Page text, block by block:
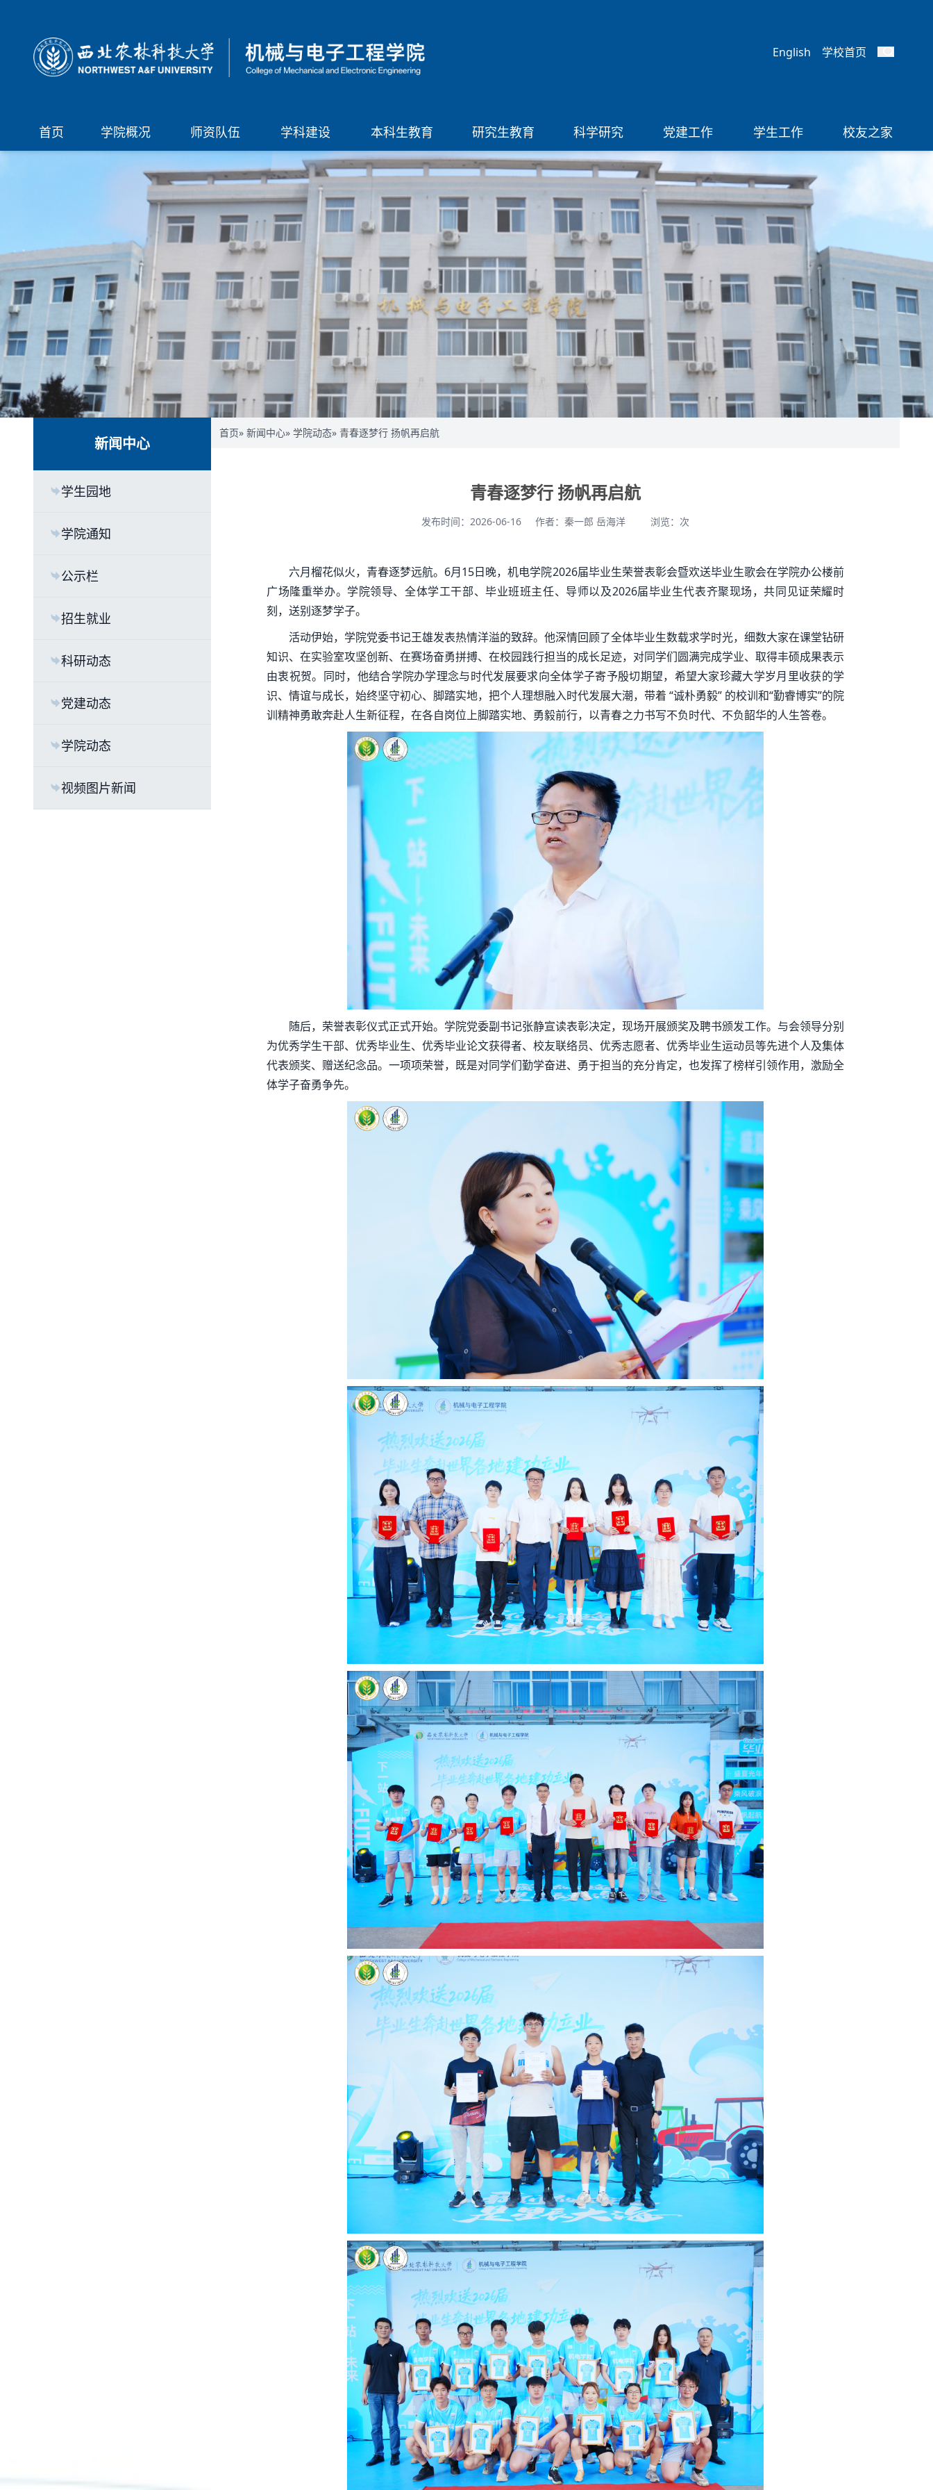
English 学校首页
首页 学院概况 师资队伍 学科建设 本科生教育 研究生教育 科学研究 党建工作 学生工作 校友之家
新闻中心
学生园地
学院通知
公示栏
招生就业
科研动态
党建动态
学院动态
视频图片新闻
首页» 新闻中心» 学院动态» 青春逐梦行 扬帆再启航
青春逐梦行 扬帆再启航
发布时间：2026-06-16 作者：秦一郎 岳海洋 浏览： 次
六月榴花似火，青春逐梦远航。6月15日晚，机电学院2026届毕业生荣誉表彰会暨欢送毕业生歌会在学院办公楼前
广场隆重举办。学院领导、全体学工干部、毕业班班主任、导师以及2026届毕业生代表齐聚现场，共同见证荣耀时
刻，送别逐梦学子。
活动伊始，学院党委书记王雄发表热情洋溢的致辞。他深情回顾了全体毕业生数载求学时光，细数大家在课堂钻研
知识、在实验室攻坚创新、在赛场奋勇拼搏、在校园践行担当的成长足迹，对同学们圆满完成学业、取得丰硕成果表示
由衷祝贺。同时，他结合学院办学理念与时代发展要求向全体学子寄予殷切期望，希望大家珍藏大学岁月里收获的学
识、情谊与成长，始终坚守初心、脚踏实地，把个人理想融入时代发展大潮，带着 “诚朴勇毅” 的校训和“勤睿博实”的院
训精神勇敢奔赴人生新征程，在各自岗位上脚踏实地、勇毅前行，以青春之力书写不负时代、不负韶华的人生答卷。
随后，荣誉表彰仪式正式开始。学院党委副书记张静宣读表彰决定，现场开展颁奖及聘书颁发工作。与会领导分别
为优秀学生干部、优秀毕业生、优秀毕业论文获得者、校友联络员、优秀志愿者、优秀毕业生运动员等先进个人及集体
代表颁奖、赠送纪念品。一项项荣誉，既是对同学们勤学奋进、勇于担当的充分肯定，也发挥了榜样引领作用，激励全
体学子奋勇争先。